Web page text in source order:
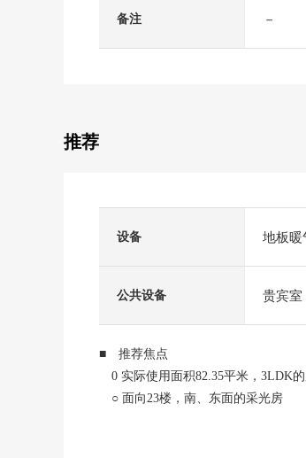
备注 －
推荐
设备 地板暖
公共设备 贵宾室
■ 推荐焦点
0 实际使用面积82.35平米，3LDK
○ 面向23楼，南、东面的采光房